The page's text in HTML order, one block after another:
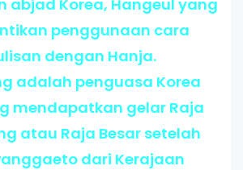
abjad Korea, Hangeul yang
penggunaan cara
dengan Hanja.
adalah penguasa Korea
mendapatkan gelar Raja
atau Raja Besar setelah
dari Kerajaan